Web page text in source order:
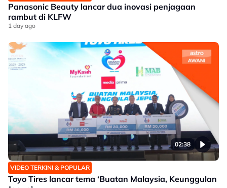
Panasonic Beauty lancar dua inovasi penjagaan
rambut di KLFW
1 day ago
02:38
VIDEO TERKINI & POPULAR
Toyo Tires lancar tema ‘Buatan Malaysia, Keunggulan